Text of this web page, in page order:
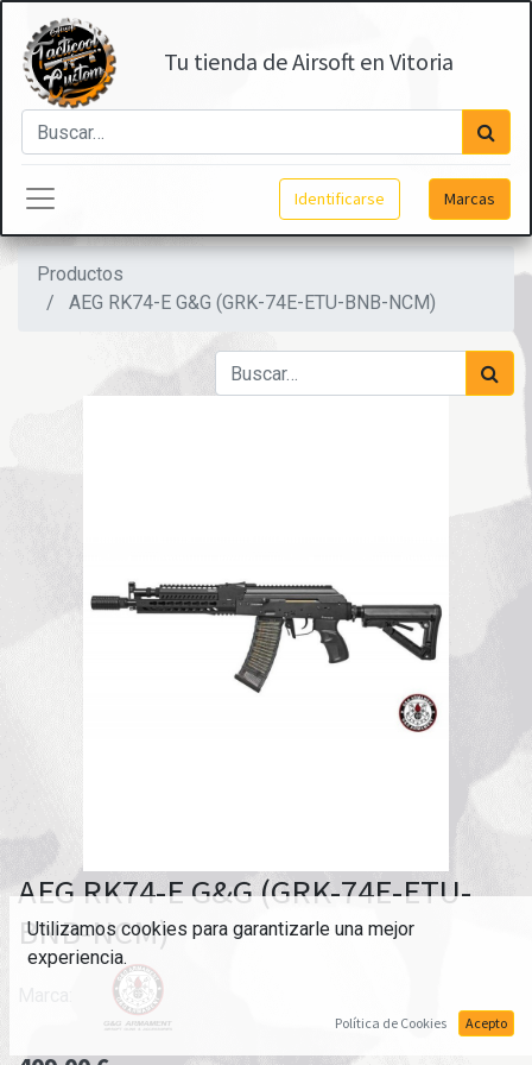
Tu tienda de Airsoft en Vitoria
Identificarse Marcas
Productos
AEG RK74-E G&G (GRK-74E-ETU-BNB-NCM)
AEG RK74-E G&G (GRK-74E-ETU-
BNB-NCM)
Utilizamos cookies para garantizarle una mejor
experiencia.
Política de Cookies Acepto